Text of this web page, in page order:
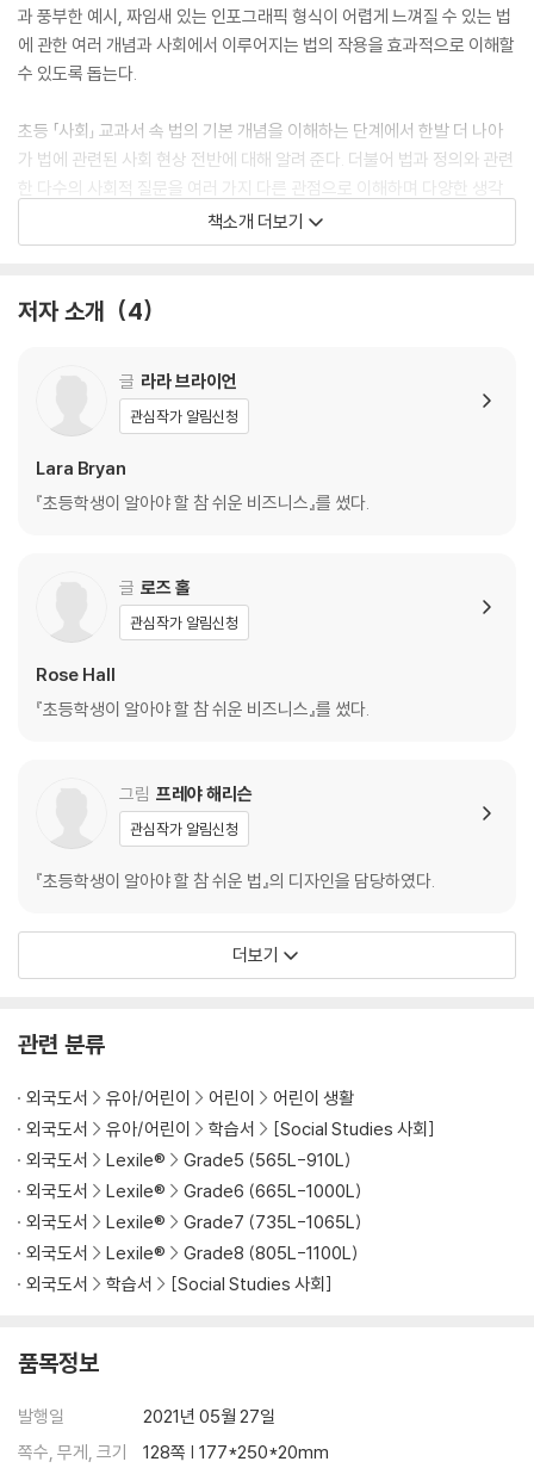
과 풍부한 예시, 짜임새 있는 인포그래픽 형식이 어렵게 느껴질 수 있는 법
에 관한 여러 개념과 사회에서 이루어지는 법의 작용을 효과적으로 이해할
수 있도록 돕는다.
초등 「사회」 교과서 속 법의 기본 개념을 이해하는 단계에서 한발 더 나아
가 법에 관련된 사회 현상 전반에 대해 알려 준다. 더불어 법과 정의와 관련
한 다수의 사회적 질문을 여러 가지 다른 관점으로 이해하며 다양한 생각
을 할 수 있도록 한다. 이처럼 어린이 스스로 법과 정의에 관한 능동적인 고
민을 하는 과정에서 사고력과 논리력, 문제 해결력을 기를 수 있을 것이다.
들도 이 책을 읽으면서 쉽고 흥미진진하게 법을 이해하고, 사회를 똑똑하
An entertaining and thought-provoking guide to what laws ar
e, who makes them and how people enforce them. It covers c
uch as politics and international law, using a mixture of debate
s, cartoon strips and clear diagrams.
책소개 더보기
저자 소개 4
글 라라 브라이언
관심작가 알림신청
Lara Bryan
『초등학생이 알아야 할 참 쉬운 비즈니스』를 썼다.
글 로즈 홀
관심작가 알림신청
Rose Hall
『초등학생이 알아야 할 참 쉬운 비즈니스』를 썼다.
그림 프레야 해리슨
관심작가 알림신청
『초등학생이 알아야 할 참 쉬운 법』의 디자인을 담당하였다.
더보기
관련 분류
외국도서 유아/어린이 어린이
어린이 생활
외국도서
유아/어린이 학습서
[Social Studies 사회]
외국도서
Lexile®
Grade5 (565L-910L)
외국도서
Lexile®
Grade6 (665L-1000L)
외국도서
Lexile®
Grade7 (735L-1065L)
외국도서
Lexile®
Grade8 (805L-1100L)
외국도서
학습서 [Social Studies 사회]
품목정보
발행일
2021년 05월 27일
쪽수, 무게, 크기
128쪽 | 177*250*20mm